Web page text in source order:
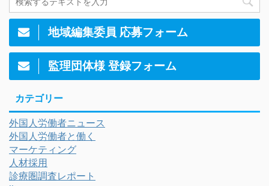
地域編集委員 応募フォーム
監理団体様 登録フォーム
カテゴリー
外国人労働者ニュース
外国人労働者と働く
マーケティング
人材採用
診療圏調査レポート